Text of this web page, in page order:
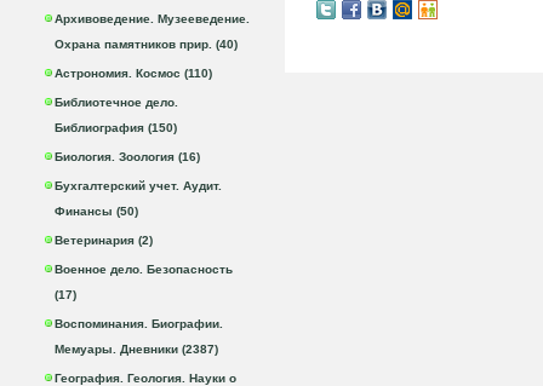
Архивоведение. Музееведение.
Охрана памятников прир. (40)
Астрономия. Космос (110)
Библиотечное дело.
Библиография (150)
Биология. Зоология (16)
Бухгалтерский учет. Аудит.
Финансы (50)
Ветеринария (2)
Военное дело. Безопасность
(17)
Воспоминания. Биографии.
Мемуары. Дневники (2387)
География. Геология. Науки о